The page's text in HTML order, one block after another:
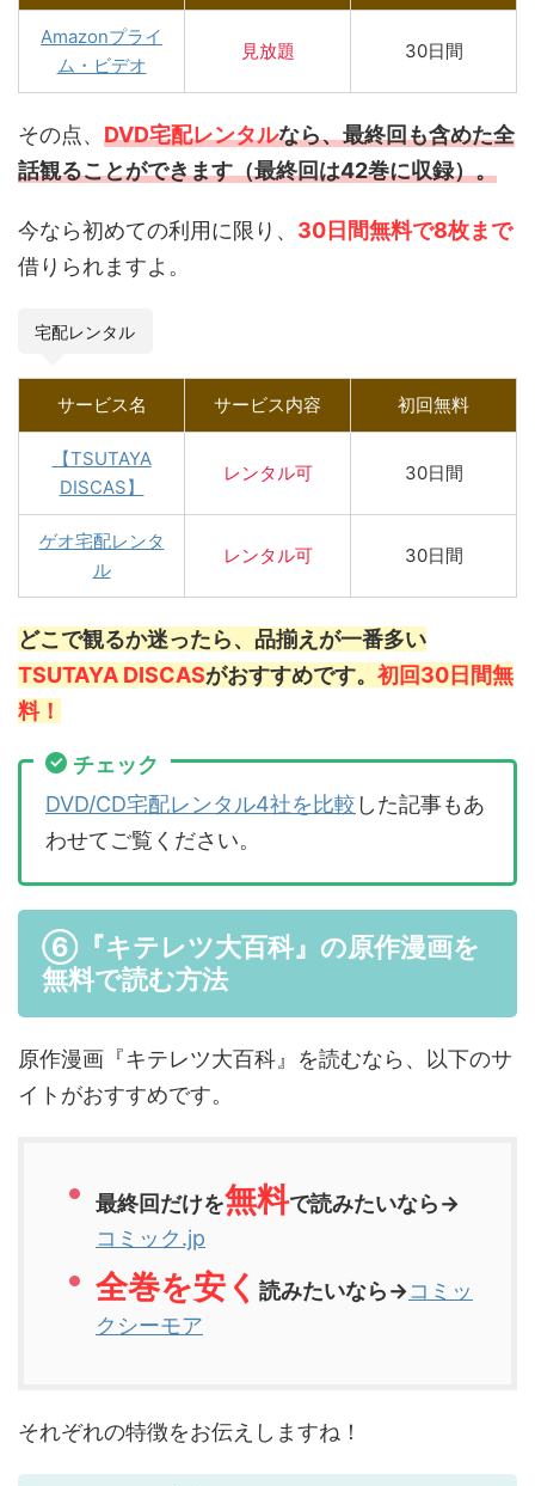
Amazonプライ
ム・ビデオ
見放題 30日間
その点、 DVD宅配レンタルなら、最終回も含めた全
話観ることができます（最終回は42巻に収録）。
今なら初めての利用に限り、 30日間無料で8枚まで
借りられますよ。
宅配レンタル
サービス名 サービス内容 初回無料
【TSUTAYA
DISCAS】
レンタル可 30日間
ゲオ宅配レンタ
ル
レンタル可 30日間
どこで観るか迷ったら、品揃えが一番多い
TSUTAYA DISCASがおすすめです。 初回30日間無
料！
チェック
DVD/CD宅配レンタル4社を比較 した記事もあ
わせてご覧ください。
⑥『キテレツ大百科』の原作漫画を
無料で読む方法
原作漫画『キテレツ大百科』を読むなら、以下のサ
イトがおすすめです。
最終回だけを無料で読みたいなら→
コミック.jp
全巻を安く 読みたいなら→コミッ
クシーモア
それぞれの特徴をお伝えしますね！